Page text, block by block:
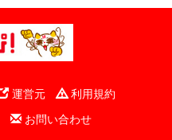
運営元
利用規約
お問い合わせ